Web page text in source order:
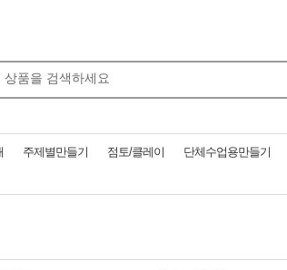
주제별만들기 점토/클레이 단체수업용만들기